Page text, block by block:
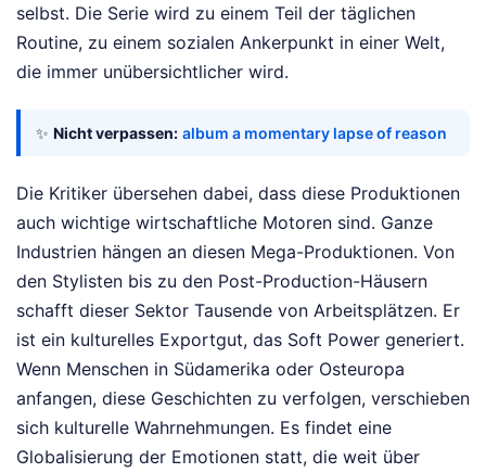
selbst. Die Serie wird zu einem Teil der täglichen
Routine, zu einem sozialen Ankerpunkt in einer Welt,
die immer unübersichtlicher wird.
✨ Nicht verpassen: album a momentary lapse of reason
Die Kritiker übersehen dabei, dass diese Produktionen
auch wichtige wirtschaftliche Motoren sind. Ganze
Industrien hängen an diesen Mega-Produktionen. Von
den Stylisten bis zu den Post-Production-Häusern
schafft dieser Sektor Tausende von Arbeitsplätzen. Er
ist ein kulturelles Exportgut, das Soft Power generiert.
Wenn Menschen in Südamerika oder Osteuropa
anfangen, diese Geschichten zu verfolgen, verschieben
sich kulturelle Wahrnehmungen. Es findet eine
Globalisierung der Emotionen statt, die weit über